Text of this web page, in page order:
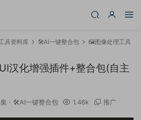
具资料库 🛠️AI一键整合包
🖼️图像处理工具
汉化增强插件+整合包(自主
· 🛠️AI一键整合包 1.46k 推广